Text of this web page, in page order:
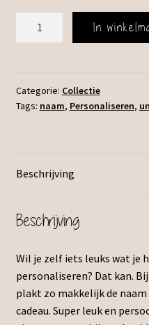
In
Categorie: Collectie
Tags: naam, Personaliseren,
Beschrijving
Beschrijving
Wil je zelf iets leuks wat je
personaliseren? Dat kan.
plakt zo makkelijk de
cadeau. Super leuk en